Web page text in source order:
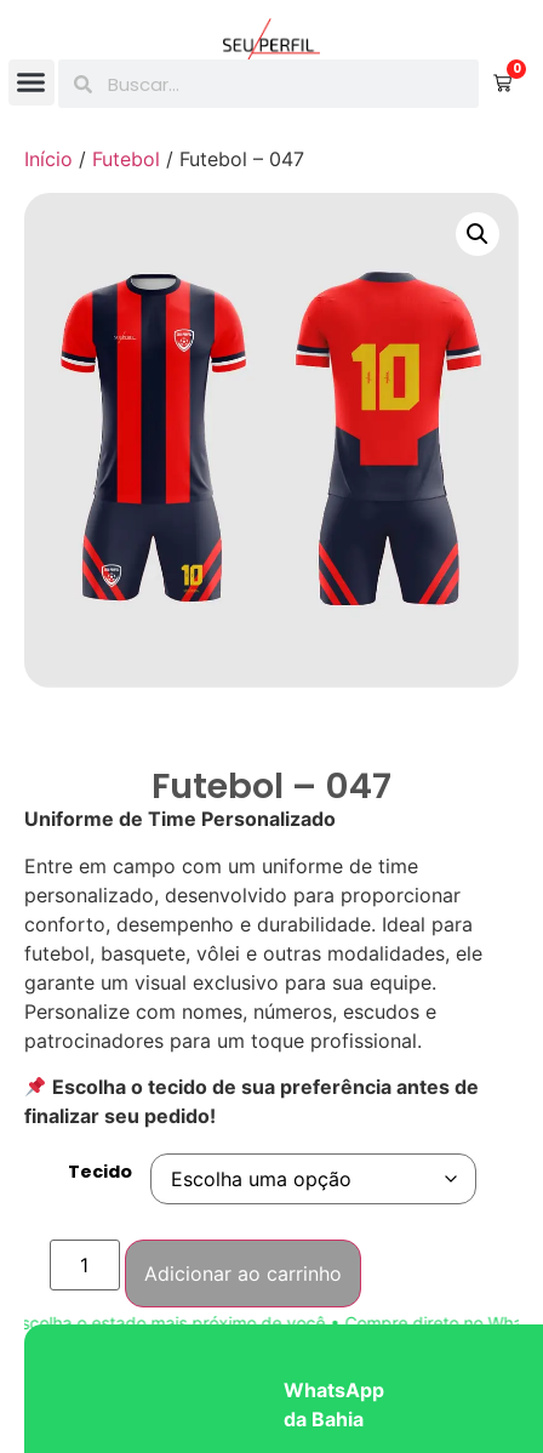
0
Início / Futebol / Futebol – 047
Futebol – 047
Uniforme de Time Personalizado
Entre em campo com um uniforme de time
personalizado, desenvolvido para proporcionar
conforto, desempenho e durabilidade. Ideal para
futebol, basquete, vôlei e outras modalidades, ele
garante um visual exclusivo para sua equipe.
Personalize com nomes, números, escudos e
patrocinadores para um toque profissional.
Escolha o tecido de sua preferência antes de
finalizar seu pedido!
Tecido
Adicionar ao carrinho
o estado mais próximo de você • Compre direto no
WhatsApp
da Bahia